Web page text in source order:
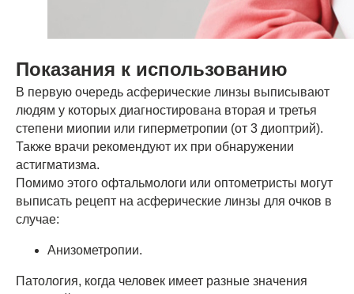
Показания к использованию
В первую очередь асферические линзы выписывают
людям у которых диагностирована вторая и третья
степени миопии или гиперметропии (от 3 диоптрий).
Также врачи рекомендуют их при обнаружении
астигматизма.
Помимо этого офтальмологи или оптометристы могут
выписать рецепт на асферические линзы для очков в
случае:
Анизометропии.
Патология, когда человек имеет разные значения